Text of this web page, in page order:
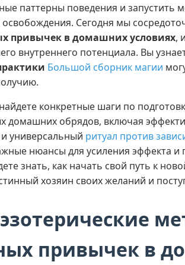
паттерны поведения и запустить
Сегодня мы
привычек в домашних условиях,
внутреннего потенциала. Вы
Большой сборник магии
конкретные шаги по
домашних обрядов, включая
и универсальный ритуал против
нюансы для усиления эффекта и
знать, как начать свой путь к
хозяин своих желаний и
привычек в